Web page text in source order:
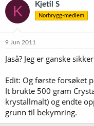
K Kjetil S
Norbrygg-medlem
9 Jun 2011
Jaså? Jeg er ganske
Edit: Og første forsøket
It brukte 500 gram
krystallmalt) og endte
grunn til bekymring.